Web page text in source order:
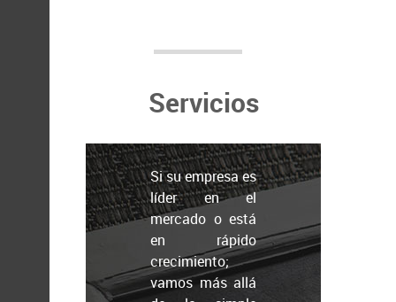
Servicios
Si su empresa es
líder en el
mercado o está
en rápido
crecimiento;
vamos más allá